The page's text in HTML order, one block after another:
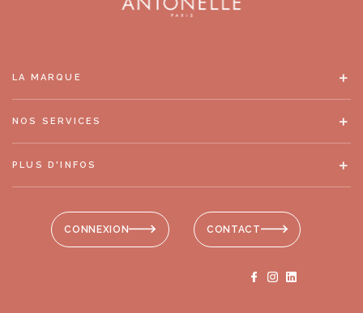
CONNEXION CONTACT
LA MARQUE
NOS SERVICES
PLUS D'INFOS